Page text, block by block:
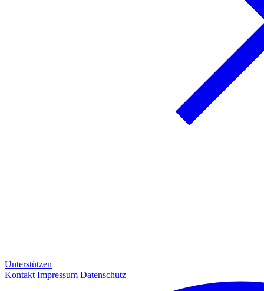
Unterstützen
Kontakt Impressum Datenschutz